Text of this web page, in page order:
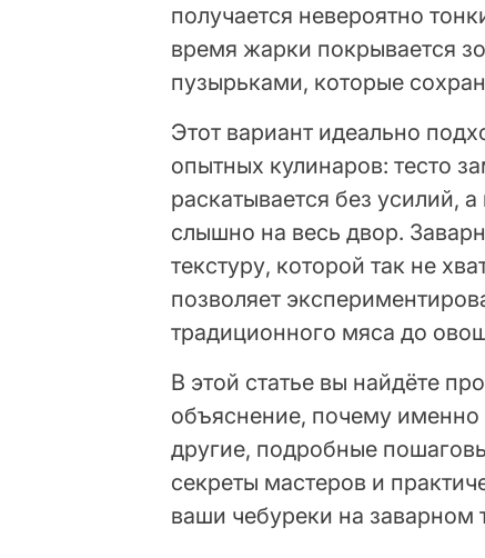
получается невероятно
время жарки покрывается
пузырьками, которые
Этот вариант идеально
опытных кулинаров: тесто
раскатывается без усилий,
слышно на весь двор.
текстуру, которой так не
позволяет
традиционного мяса до
В этой статье вы найдёте
объяснение, почему именно
другие, подробные
секреты мастеров и
ваши чебуреки на заварном